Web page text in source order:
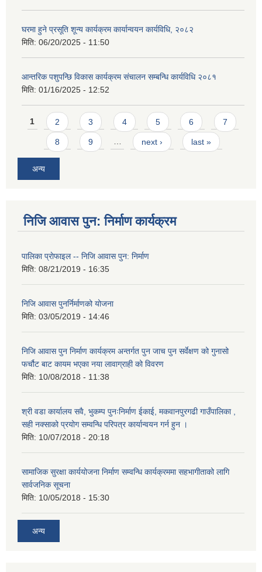
घरमा हुने प्रसूति शून्य कार्यक्रम कार्यान्वयन कार्यविधि, २०८२
मिति: 06/20/2025 - 11:50
आन्तरिक पशुपन्छि विकास कार्यक्रम संचालन सम्बन्धि कार्यविधि २०८१
मिति: 01/16/2025 - 12:52
Pages
1 2 3 4 5 6 7
8 9 … next › last »
अन्य
निजि आवास पुन: निर्माण कार्यक्रम
पालिका प्राेफाइल -- निजि आवास पुन: निर्माण
मिति: 08/21/2019 - 16:35
निजि आवास पुनर्निर्माणको योजना
मिति: 03/05/2019 - 14:46
निजि आवास पुन निर्माण कार्यक्रम अन्तर्गत पुन जाच पुन सर्वेक्षण को गुनासो
फर्चौट बाट कायम भएका नया लावाग्राही को विवरण
मिति: 10/08/2018 - 11:38
श्री वडा कार्यालय सवै, भुकम्प पुनःनिर्माण ईकाई, मकवानपुरगढी गाउँपालिका ,
सही नक्साको प्रयोग सम्वन्धि परिपत्र कार्यान्वयन गर्न हुन ।
मिति: 10/07/2018 - 20:18
सामाजिक सुरक्षा कार्ययोजना निर्माण सम्वन्धि कार्यक्रममा सहभागीताको लागि
सार्वजनिक सूचना
मिति: 10/05/2018 - 15:30
अन्य